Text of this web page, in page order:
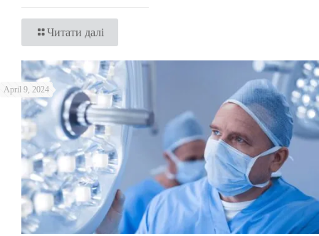
Читати далі
April 9, 2024